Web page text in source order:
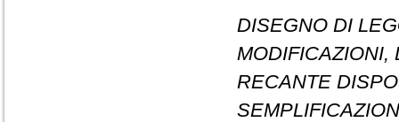
DISEGNO DI
MODIFICAZIONI,
RECANTE